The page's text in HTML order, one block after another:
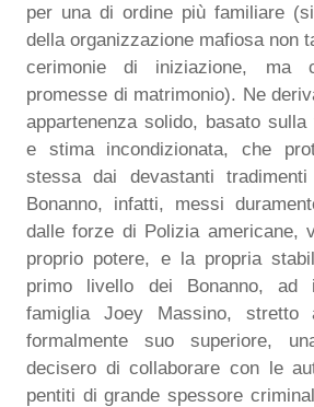
per una di ordine più familiare
della organizzazione mafiosa non
cerimonie di iniziazione, ma
promesse di matrimonio). Ne
appartenenza solido, basato
e stima incondizionata, che
stessa dai devastanti
Bonanno, infatti, messi
dalle forze di Polizia americane,
proprio potere, e la propria
primo livello dei Bonanno, ad
famiglia Joey Massino,
formalmente suo superiore,
decisero di collaborare con le
pentiti di grande spessore